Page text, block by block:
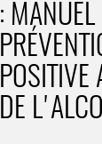
: MANUEL
POSITIVE
DE